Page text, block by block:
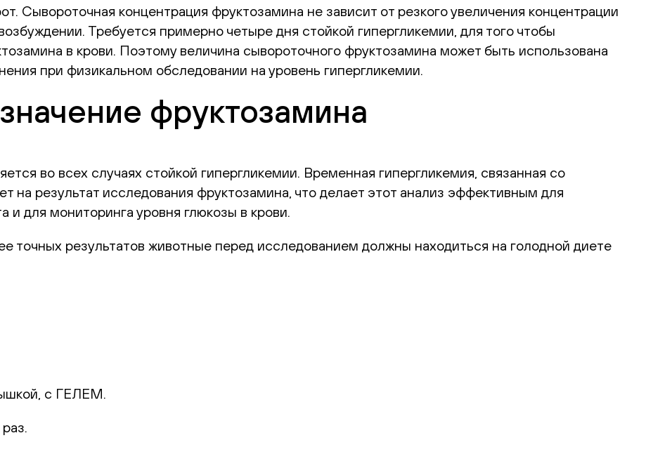
Сывороточная концентрация фруктозамина не зависит от резкого увеличения концентрации
Требуется примерно четыре дня стойкой гипергликемии, для того чтобы
в крови. Поэтому величина сывороточного фруктозамина может быть использована
при физикальном обследовании на уровень гипергликемии.
фруктозамина
во всех случаях стойкой гипергликемии. Временная гипергликемия, связанная со
на результат исследования фруктозамина, что делает этот анализ эффективным для
и для мониторинга уровня глюкозы в крови.
точных результатов животные перед исследованием должны находиться на голодной диете
с ГЕЛЕМ.